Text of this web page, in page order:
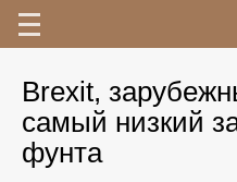
Brexit,
самый низкий
фунта